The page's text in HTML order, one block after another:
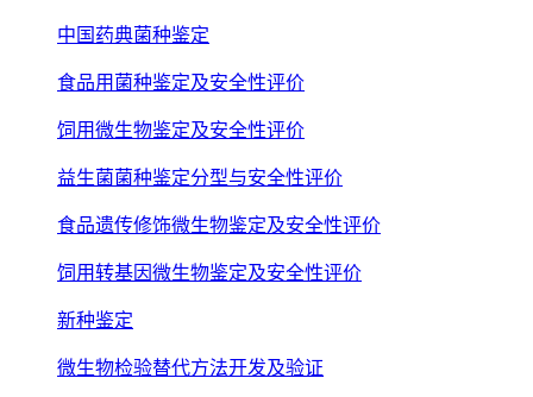
中国药典菌种鉴定
食品用菌种鉴定及安全性评价
饲用微生物鉴定及安全性评价
益生菌菌种鉴定分型与安全性评价
食品遗传修饰微生物鉴定及安全性评价
饲用转基因微生物鉴定及安全性评价
新种鉴定
微生物检验替代方法开发及验证